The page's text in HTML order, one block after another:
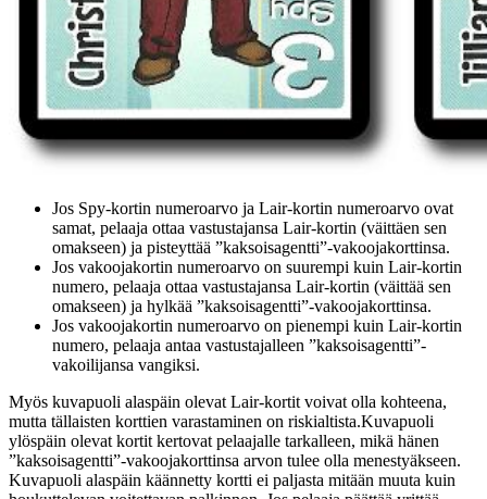
Jos Spy-kortin numeroarvo ja Lair-kortin numeroarvo ovat
samat, pelaaja ottaa vastustajansa Lair-kortin (väittäen sen
omakseen) ja pisteyttää ”kaksoisagentti”-vakoojakorttinsa.
Jos vakoojakortin numeroarvo on suurempi kuin Lair-kortin
numero, pelaaja ottaa vastustajansa Lair-kortin (väittää sen
omakseen) ja hylkää ”kaksoisagentti”-vakoojakorttinsa.
Jos vakoojakortin numeroarvo on pienempi kuin Lair-kortin
numero, pelaaja antaa vastustajalleen ”kaksoisagentti”-
vakoilijansa vangiksi.
Myös kuvapuoli alaspäin olevat Lair-kortit voivat olla kohteena,
mutta tällaisten korttien varastaminen on riskialtista.Kuvapuoli
ylöspäin olevat kortit kertovat pelaajalle tarkalleen, mikä hänen
”kaksoisagentti”-vakoojakorttinsa arvon tulee olla menestyäkseen.
Kuvapuoli alaspäin käännetty kortti ei paljasta mitään muuta kuin